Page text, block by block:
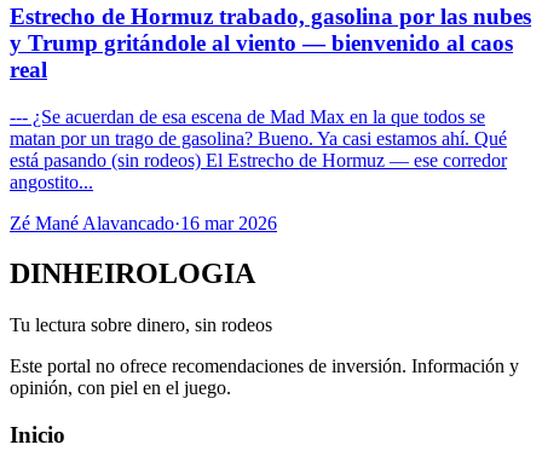
Estrecho de Hormuz trabado, gasolina por las nubes
y Trump gritándole al viento — bienvenido al caos
real
--- ¿Se acuerdan de esa escena de Mad Max en la que todos se
matan por un trago de gasolina? Bueno. Ya casi estamos ahí. Qué
está pasando (sin rodeos) El Estrecho de Hormuz — ese corredor
angostito...
Zé Mané Alavancado·16 mar 2026
DINHEIROLOGIA
Tu lectura sobre dinero, sin rodeos
Este portal no ofrece recomendaciones de inversión. Información y
opinión, con piel en el juego.
Inicio